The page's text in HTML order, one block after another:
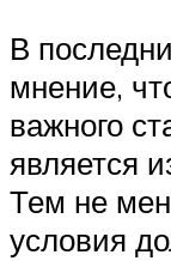
В
мнение,
важного
является
Тем не
условия